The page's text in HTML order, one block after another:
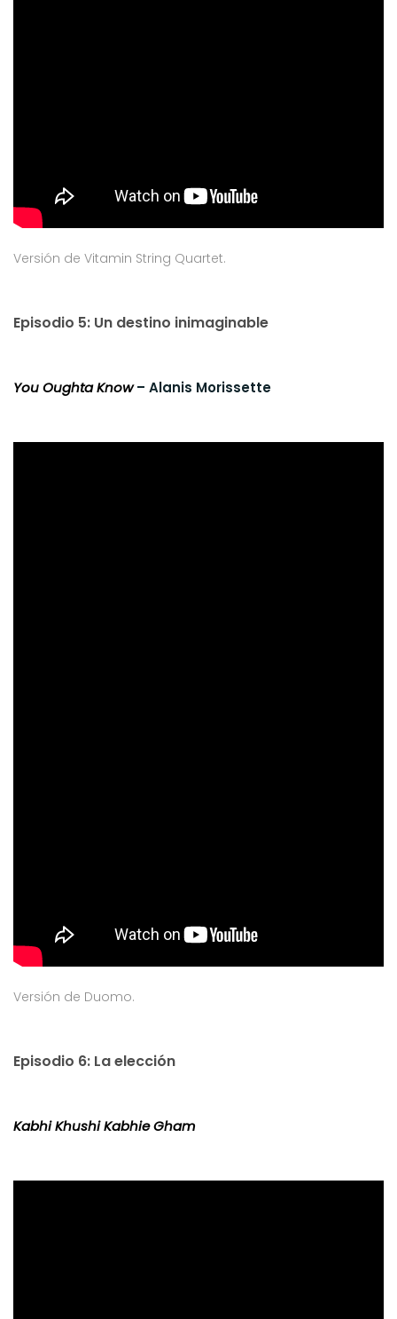
Versión de Vitamin String Quartet.
Episodio 5: Un destino inimaginable
You Oughta Know– Alanis Morissette
Versión de Duomo.
Episodio 6: La elección
Kabhi Khushi Kabhie Gham